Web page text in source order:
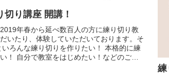
り講座 開講！
年春から延べ数百人の方に練り切り教
いたり、体験していただいております。そ
ろんな練り切りを作りたい！ 本格的に練
！ 自分で教室をはじめたい！などのご意